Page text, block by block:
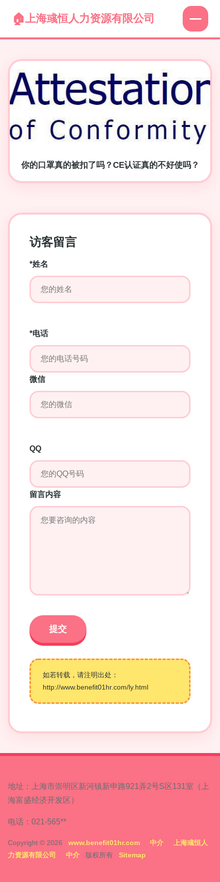
上海彧恒人力资源有限公司
你的口罩真的被扣了吗？CE认证真的不好使吗？
访客留言
*姓名
*电话
微信
QQ
留言内容
如若转载，请注明出处：
http://www.benefit01hr.com/ly.html
地址：上海市崇明区新河镇新申路921弄2号S区131室（上
海富盛经济开发区）
电话：021-565**
Copyright © 2026 www.benefit01hr.com 中介
上海彧恒人
力资源有限公司
中介 版权所有 Sitemap